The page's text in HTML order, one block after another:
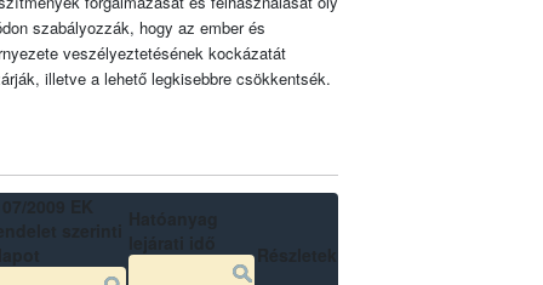
szabályozzák, hogy az ember és
veszélyeztetésének kockázatát
illetve a lehető legkisebbre csökkentsék.